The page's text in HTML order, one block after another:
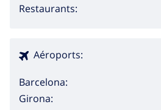
Restaurants:
Aéroports:
Barcelona:
Girona: